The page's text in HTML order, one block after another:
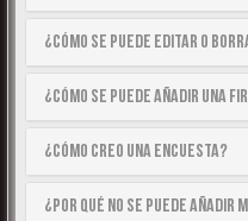
¿Cómo se puede editar o
¿Cómo se puede añadir una
¿Cómo creo una encuesta?
¿Por qué no se puede añadir